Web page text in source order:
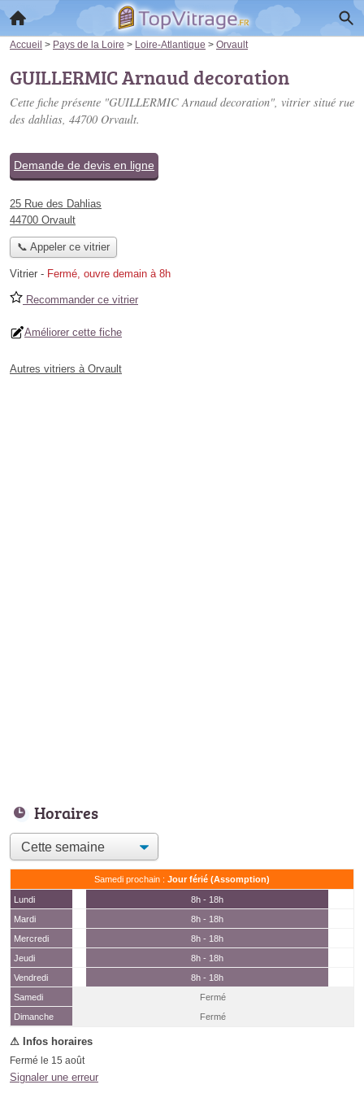
Accueil > Pays de la Loire > Loire-Atlantique > Orvault
GUILLERMIC Arnaud decoration
Cette fiche présente "GUILLERMIC Arnaud decoration", vitrier situé rue
des dahlias, 44700 Orvault.
Demande de devis en ligne
25 Rue des Dahlias
44700 Orvault
📞 Appeler ce vitrier
Vitrier - Fermé, ouvre demain à 8h
Recommander ce vitrier
Améliorer cette fiche
Autres vitriers à Orvault
Horaires
Samedi prochain : Jour férié (Assomption)
Lundi
8h - 18h
Mardi
8h - 18h
Mercredi
8h - 18h
Jeudi
8h - 18h
Vendredi
8h - 18h
Samedi
(15 août)
Fermé
Dimanche
Fermé
Fermé le 15 août
Signaler une erreur